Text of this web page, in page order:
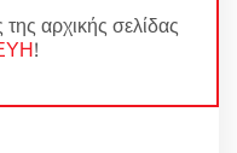
της αρχικής σελίδας
!